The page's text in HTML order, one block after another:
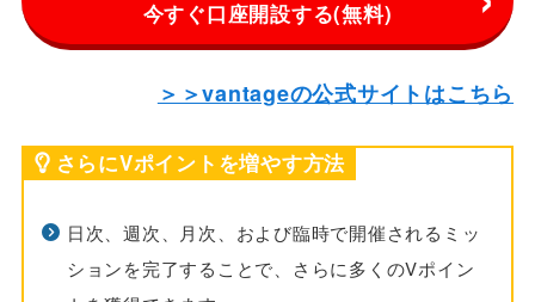
今すぐ口座開設する(無料)
＞＞vantageの公式サイトはこちら
さらにVポイントを増やす方法
日次、週次、月次、および臨時で開催されるミッ
ションを完了することで、さらに多くのVポイン